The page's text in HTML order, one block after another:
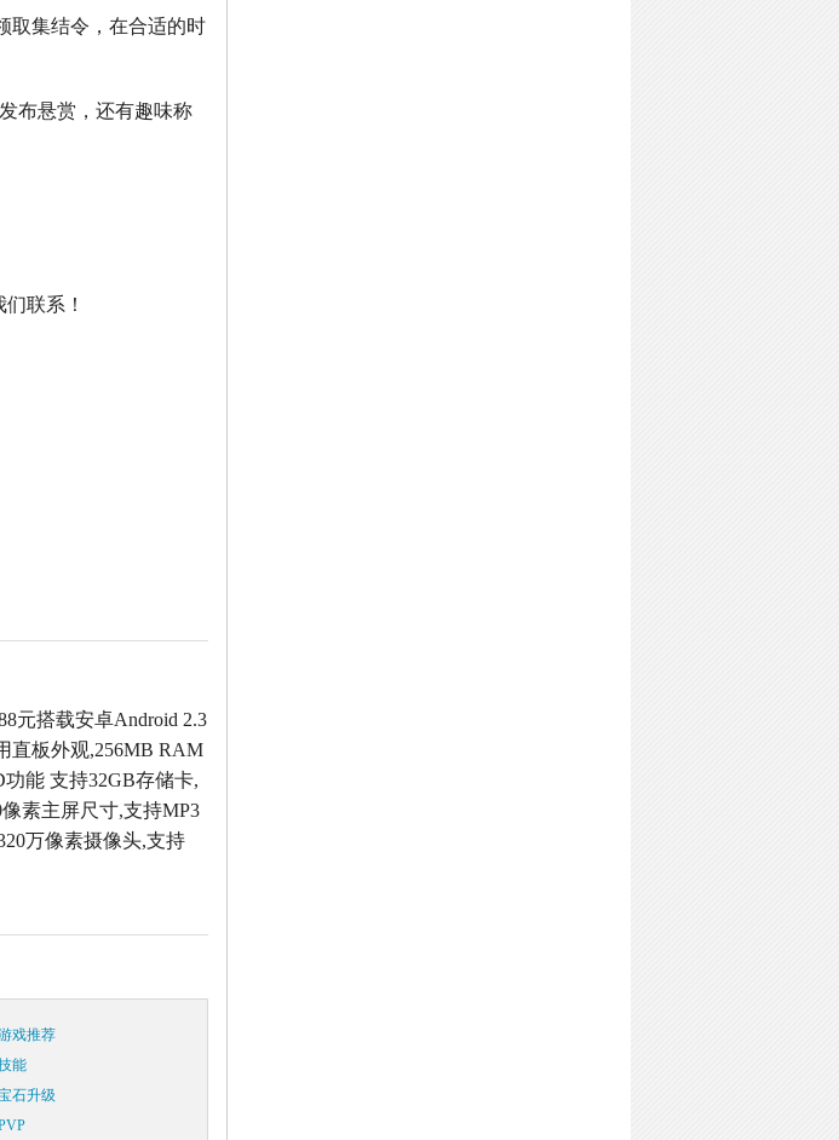
取集结令，在合适的时
布悬赏，还有趣味称
联系！
元搭载安卓Android 2.3
直板外观,256MB RAM
功能 支持32GB存储卡,
素主屏尺寸,支持MP3
万像素摄像头,支持
戏推荐
能
石升级